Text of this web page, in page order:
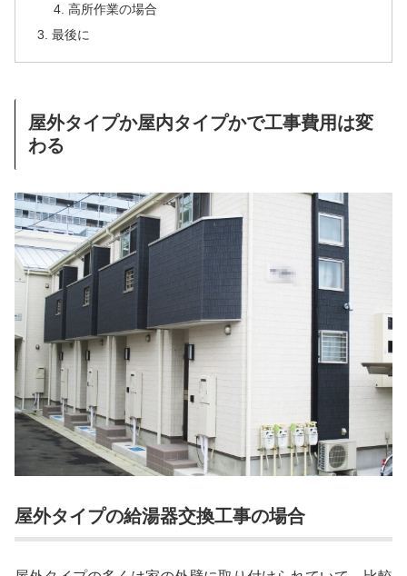
高所作業の場合
最後に
屋外タイプか屋内タイプかで工事費用は変
わる
屋外タイプの給湯器交換工事の場合